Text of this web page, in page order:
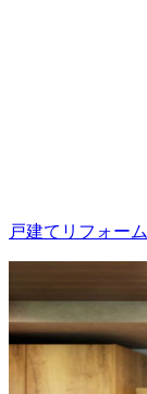
戸建てリフォー